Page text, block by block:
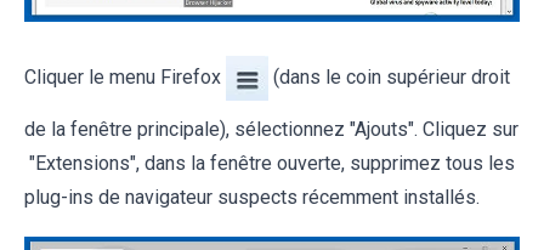
Cliquer le menu Firefox (dans le coin supérieur droit
de la fenêtre principale), sélectionnez "Ajouts". Cliquez sur
"Extensions", dans la fenêtre ouverte, supprimez tous les
plug-ins de navigateur suspects récemment installés.